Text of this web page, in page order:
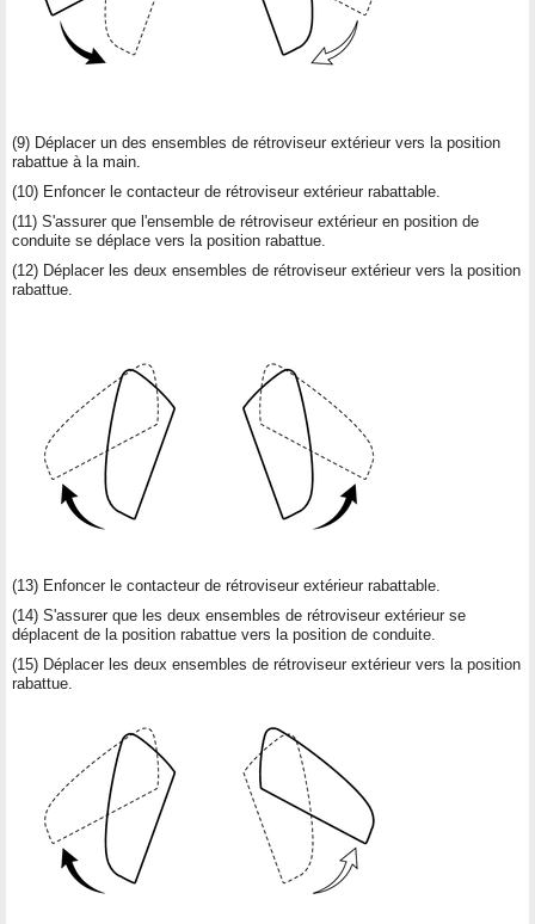
(9) Déplacer un des ensembles de rétroviseur extérieur vers la position
rabattue à la main.
(10) Enfoncer le contacteur de rétroviseur extérieur rabattable.
(11) S'assurer que l'ensemble de rétroviseur extérieur en position de
conduite se déplace vers la position rabattue.
(12) Déplacer les deux ensembles de rétroviseur extérieur vers la position
rabattue.
(13) Enfoncer le contacteur de rétroviseur extérieur rabattable.
(14) S'assurer que les deux ensembles de rétroviseur extérieur se
déplacent de la position rabattue vers la position de conduite.
(15) Déplacer les deux ensembles de rétroviseur extérieur vers la position
rabattue.